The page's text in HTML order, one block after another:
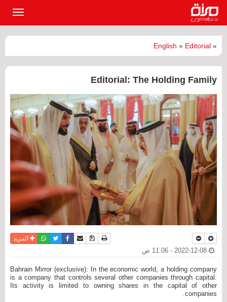
»
English » Editorial
Editorial: The Holding Family
نسخة للطباعة
حفظ الموضوع
أرسل الى صديق
فيسبوكتويترواتسابالمزيد
Bahrain Mirror (exclusive): In the economic world, a holding company
is a company that controls several other companies through capital.
Its activity is limited to owning shares in the capital of other
companies.